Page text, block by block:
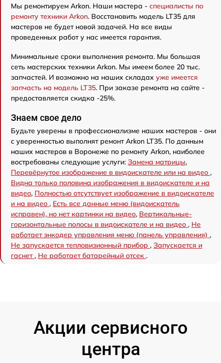
Мы ремонтируем Arkon. Наши мастера - специалисты по
ремонту техники Arkon. Восстановить модель LT35 для
мастеров не будет новой задачей. На все виды
проведенных работ у нас имеется гарантия.
Минимальные сроки выполнения ремонта. Мы большая
сеть мастерских техники Arkon. Мы имеем более 20 тыс.
запчастей. И возможно на наших складах уже имеется
запчасть на модель LT35. При заказе ремонта на сайте -
предоставляется скидка -25%.
Знаем свое дело
Будьте уверены в профессионализме наших мастеров - они
с уверенностью выполнят ремонт Arkon LT35. По данным
наших мастеров в Воронеже по ремонту Arkon, наиболее
востребованы следующие услуги: Замена матрицы,
Перевёрнутое изображение в видоискателе или на видео ,
Видна только половина изображения в видоискателе и на
видео, Полностью отсутствует изображение в видоискателе
и на видео , Есть все данные меню (видоискатель
исправен), но нет картинки на видео, Вертикальные-
горизонтальные полосы в видоискателе и на видео , Не
работает энкодер управления меню (панель управления) ,
Не запускается тепловизионный прибор , Запускается и
гаснет, Не работает батарейный отсек .
Акции сервисного
центра